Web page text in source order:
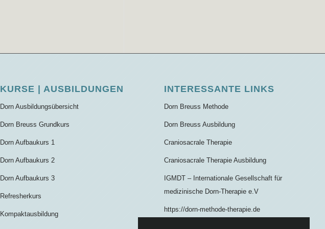
KURSE | AUSBILDUNGEN
Dorn Ausbildungsübersicht
Dorn Breuss Grundkurs
Dorn Aufbaukurs 1
Dorn Aufbaukurs 2
Dorn Aufbaukurs 3
Refresherkurs
Kompaktausbildung
INTERESSANTE LINKS
Dorn Breuss Methode
Dorn Breuss Ausbildung
Craniosacrale Therapie
Craniosacrale Therapie Ausbildung
IGMDT – Internationale Gesellschaft für
medizinische Dorn-Therapie e.V
https://dorn-methode-therapie.de